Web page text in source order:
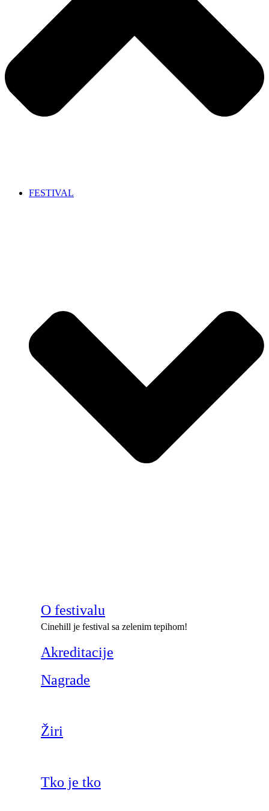
FESTIVAL
O festivalu
Cinehill je festival sa zelenim tepihom!
Akreditacije
Nagrade
Žiri
Tko je tko